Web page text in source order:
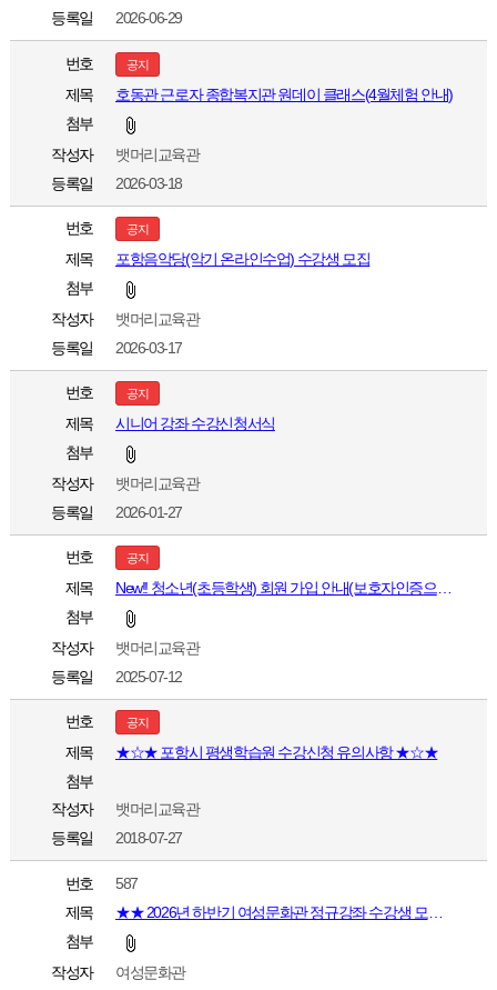
등록일
2026-06-29
번호 공지
제목
호동관 근로자 종합복지관 원데이 클래스(4월체험 안내)
첨부
작성자
뱃머리교육관
등록일
2026-03-18
번호 공지
제목
포항음악당(악기 온라인수업) 수강생 모집
첨부
작성자
뱃머리교육관
등록일
2026-03-17
번호 공지
제목
시니어 강좌 수강신청서식
첨부
작성자
뱃머리교육관
등록일
2026-01-27
번호 공지
제목
첨부
작성자
뱃머리교육관
등록일
2025-07-12
번호 공지
제목
★☆★ 포항시 평생학습원 수강신청 유의사항 ★☆★
첨부
작성자
뱃머리교육관
등록일
2018-07-27
번호
587
제목
첨부
작성자
여성문화관